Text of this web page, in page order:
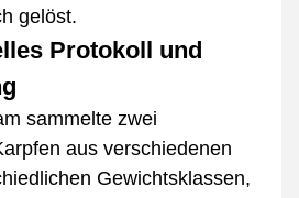
gelöst.
Protokoll und
sammelte zwei
aus verschiedenen
Gewichtsklassen,